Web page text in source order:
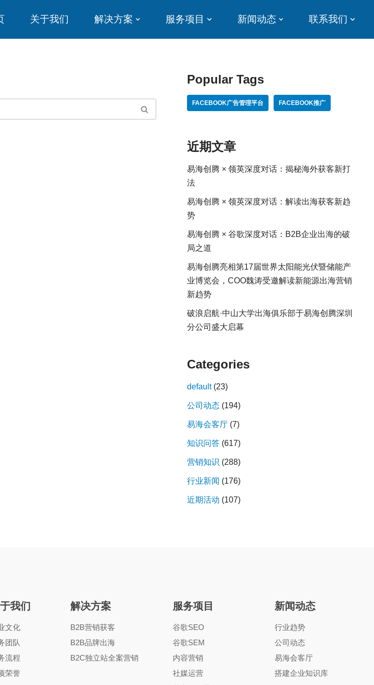
关于我们 解决方案 服务项目 新闻动态 联系我们
Popular Tags
FACEBOOK广告管理平台 FACEBOOK推广
近期文章
易海创腾 × 领英深度对话：揭秘海外获客新打
法
易海创腾 × 领英深度对话：解读出海获客新趋
势
易海创腾 × 谷歌深度对话：B2B企业出海的破
局之道
易海创腾亮相第17届世界太阳能光伏暨储能产
业博览会，COO魏涛受邀解读新能源出海营销
新趋势
破浪启航·中山大学出海俱乐部于易海创腾深圳
分公司盛大启幕
Categories
default(23)
公司动态 (194)
易海会客厅 (7)
知识问答 (617)
营销知识 (288)
行业新闻 (176)
近期活动 (107)
我们
文化
团队
流程
荣誉
解决方案
B2B营销获客
B2B品牌出海
B2C独立站全案营销
服务项目
谷歌SEO
谷歌SEM
内容营销
社媒运营
新闻动态
行业趋势
公司动态
易海会客厅
搭建企业知识库